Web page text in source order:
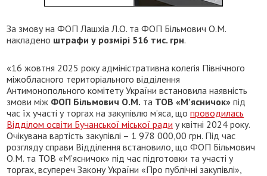
За змову на ФОП Лашхіа Л.О. та ФОП Більмович О.М.
накладено штрафи у розмірі 516 тис. грн.
«16 жовтня 2025 року адміністративна колегія Північного
міжобласного територіального відділення
Антимонопольного комітету України встановила наявність
змови між ФОП Більмович О.М. та ТОВ «М’ясничок» під
час їх участі у торгах на закупівлю м’яса, щопроводилась
Відділом освіти Бучанської міської ради у квітні 2024 року.
Очікувана вартість закупівлі – 1 978 000,00 грн. Під час
розгляду справи Відділення встановило, що ФОП Більмович
О.М. та ТОВ «М’ясничок» під час підготовки та участі у
торгах, всупереч Закону України «Про публічні закупівлі»,